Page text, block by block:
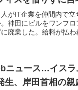
がIT企業を仲間内で
。神田にビルをワンフ
に廃業した。給料が払
ニュース…イスラ
生、岸田首相の